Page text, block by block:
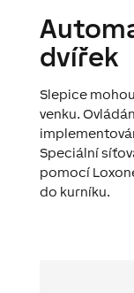
dvířek
Slepice
venku.
Speciální
pomocí
do kurníku.